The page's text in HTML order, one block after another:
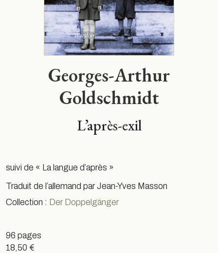
Georges-Arthur
Goldschmidt
L’après-exil
suivi de « La langue d’après »
Traduit de l’allemand par Jean-Yves Masson
Collection : Der Doppelgänger
96 pages
18,50 €